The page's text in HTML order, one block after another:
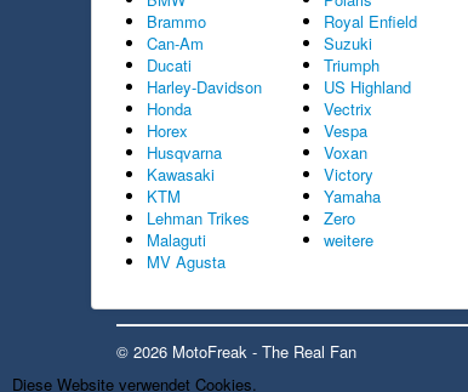
Brammo
Can-Am
Ducati
Harley-Davidson
Honda
Horex
Husqvarna
Kawasaki
KTM
Lehman Trikes
Malaguti
MV Agusta
Royal Enfield
Suzuki
Triumph
US Highland
Vectrix
Vespa
Voxan
Victory
Yamaha
Zero
weitere
© 2026 MotoFreak - The Real Fan
Diese Website verwendet Cookies.